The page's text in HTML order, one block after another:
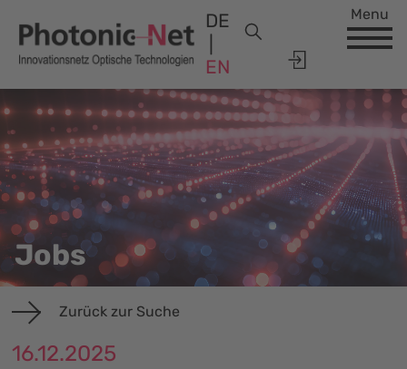
DE
EN
Menu
Jobs
Zurück zur Suche
16.12.2025